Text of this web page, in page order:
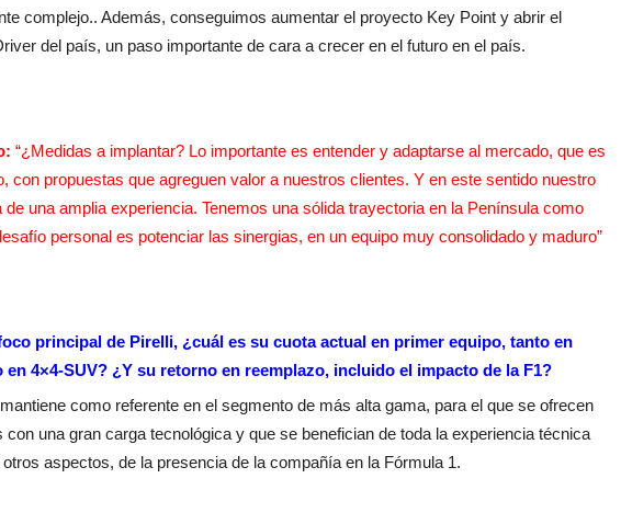
complejo.. Además, conseguimos aumentar el proyecto Key Point y abrir el
del país, un paso importante de cara a crecer en el futuro en el país.
“¿Medidas a implantar? Lo importante es entender y adaptarse al mercado, que es
con propuestas que agreguen valor a nuestros clientes. Y en este sentido nuestro
de una amplia experiencia. Tenemos una sólida trayectoria en la Península como
personal es potenciar las sinergias, en un equipo muy consolidado y maduro”
foco principal de Pirelli, ¿cuál es su cuota actual en primer equipo, tanto en
4×4-SUV? ¿Y su retorno en reemplazo, incluido el impacto de la F1?
como referente en el segmento de más alta gama, para el que se ofrecen
con una gran carga tecnológica y que se benefician de toda la experiencia técnica
aspectos, de la presencia de la compañía en la Fórmula 1.